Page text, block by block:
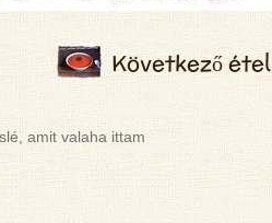
Következő étel
amit valaha ittam